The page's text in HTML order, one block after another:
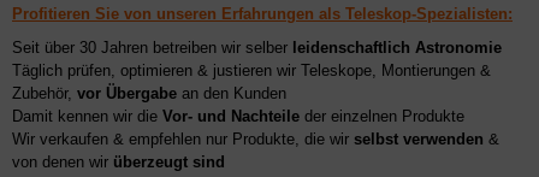
Profitieren Sie von unseren Erfahrungen als Teleskop-Spezialisten:
Seit über 30 Jahren betreiben wir selber leidenschaftlich Astronomie
Täglich prüfen, optimieren & justieren wir Teleskope, Montierungen &
Zubehör, vor Übergabe an den Kunden
Damit kennen wir die Vor- und Nachteile der einzelnen Produkte
Wir verkaufen & empfehlen nur Produkte, die wir selbst verwenden &
von denen wir überzeugt sind